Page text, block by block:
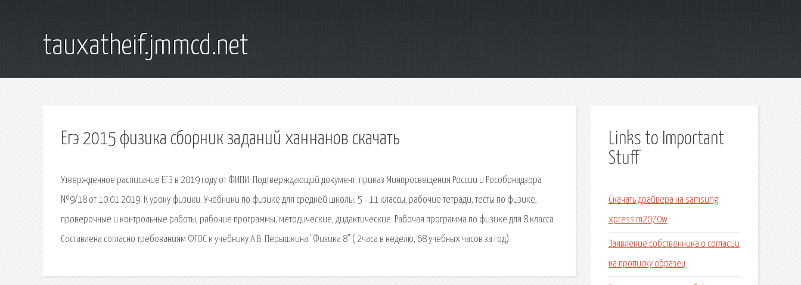
tauxatheif.jmmcd.net
Егэ 2015 физика сборник заданий ханнанов скачать
Утвержденное расписание ЕГЭ в 2019 году от ФИПИ. Подтверждающий документ: приказ Минпросвещения России и Рособрнадзора
№9/18 от 10.01.2019. К уроку физики. Учебники по физике для средней школы, 5 - 11 классы, рабочие тетради, тесты по физике,
проверочные и контрольные работы, рабочие программы, методические, дидактические. Рабочая программа по физике для 8 класса
Составлена согласно требованиям ФГОС к учебнику А.В. Перышкина "Физика 8" ( 2часа в неделю, 68 учебных часов за год).
Links to Important
Stuff
Скачать драйвера на samsung
xpress m2070w
Заявление собственника о согласии
на прописку образец